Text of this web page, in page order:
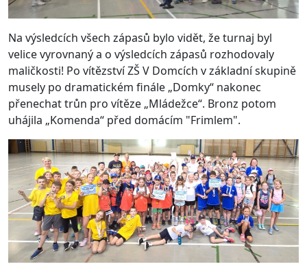
Na výsledcích všech zápasů bylo vidět, že turnaj byl
velice vyrovnaný a o výsledcích zápasů rozhodovaly
maličkosti! Po vítězství ZŠ V Domcích v základní skupině
musely po dramatickém finále „Domky“ nakonec
přenechat trůn pro vítěze „Mládežce“. Bronz potom
uhájila „Komenda“ před domácím "Frimlem".